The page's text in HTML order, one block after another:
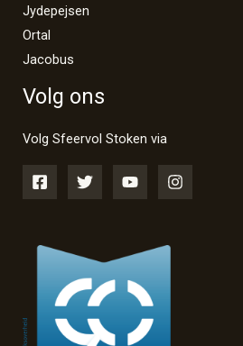
Jydepejsen
Ortal
Jacobus
Volg ons
Volg Sfeervol Stoken via